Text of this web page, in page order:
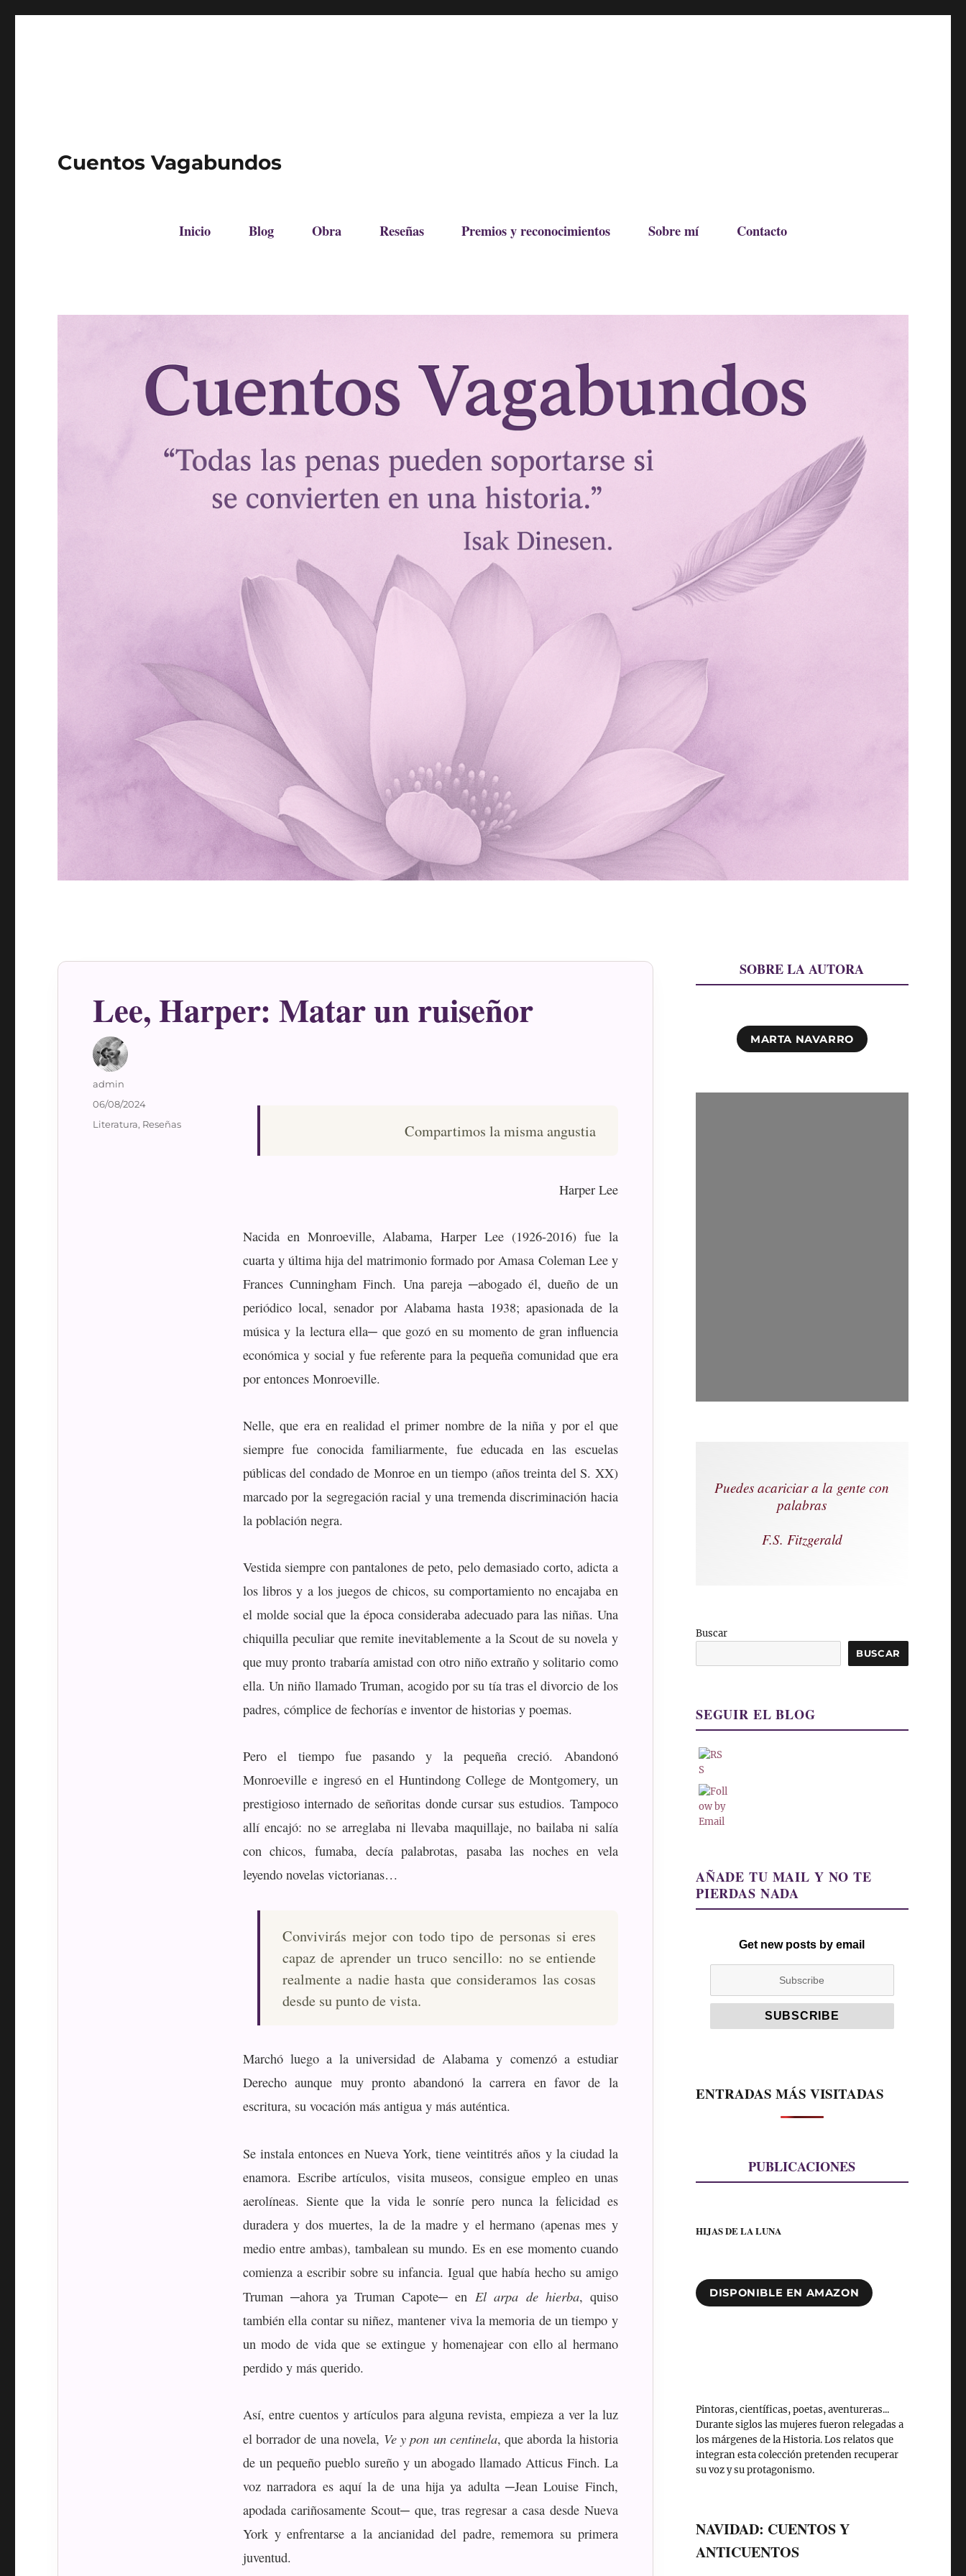
Cuentos Vagabundos
Inicio Blog Obra Reseñas Premios y reconocimientos Sobre mí Contacto
Lee, Harper: Matar un ruiseñor
Compartimos la misma angustia
Harper Lee
Nacida en Monroeville, Alabama, Harper Lee (1926-2016) fue la
cuarta y última hija del matrimonio formado por Amasa Coleman Lee y
Frances Cunningham Finch. Una pareja ─abogado él, dueño de un
periódico local, senador por Alabama hasta 1938; apasionada de la
música y la lectura ella─ que gozó en su momento de gran influencia
económica y social y fue referente para la pequeña comunidad que era
por entonces Monroeville.
Nelle, que era en realidad el primer nombre de la niña y por el que
siempre fue conocida familiarmente, fue educada en las escuelas
públicas del condado de Monroe en un tiempo (años treinta del S. XX)
marcado por la segregación racial y una tremenda discriminación hacia
la población negra.
Vestida siempre con pantalones de peto, pelo demasiado corto, adicta a
los libros y a los juegos de chicos, su comportamiento no encajaba en
el molde social que la época consideraba adecuado para las niñas. Una
chiquilla peculiar que remite inevitablemente a la Scout de su novela y
que muy pronto trabaría amistad con otro niño extraño y solitario como
ella. Un niño llamado Truman, acogido por su tía tras el divorcio de los
padres, cómplice de fechorías e inventor de historias y poemas.
Pero el tiempo fue pasando y la pequeña creció. Abandonó
Monroeville e ingresó en el Huntindong College de Montgomery, un
prestigioso internado de señoritas donde cursar sus estudios. Tampoco
allí encajó: no se arreglaba ni llevaba maquillaje, no bailaba ni salía
con chicos, fumaba, decía palabrotas, pasaba las noches en vela
leyendo novelas victorianas…
Convivirás mejor con todo tipo de personas si eres
capaz de aprender un truco sencillo: no se entiende
realmente a nadie hasta que consideramos las cosas
desde su punto de vista.
Marchó luego a la universidad de Alabama y comenzó a estudiar
Derecho aunque muy pronto abandonó la carrera en favor de la
escritura, su vocación más antigua y más auténtica.
Se instala entonces en Nueva York, tiene veintitrés años y la ciudad la
enamora. Escribe artículos, visita museos, consigue empleo en unas
aerolíneas. Siente que la vida le sonríe pero nunca la felicidad es
duradera y dos muertes, la de la madre y el hermano (apenas mes y
medio entre ambas), tambalean su mundo. Es en ese momento cuando
comienza a escribir sobre su infancia. Igual que había hecho su amigo
Truman ─ahora ya Truman Capote─ en El arpa de hierba, quiso
también ella contar su niñez, mantener viva la memoria de un tiempo y
un modo de vida que se extingue y homenajear con ello al hermano
perdido y más querido.
Así, entre cuentos y artículos para alguna revista, empieza a ver la luz
el borrador de una novela, Ve y pon un centinela, que aborda la historia
de un pequeño pueblo sureño y un abogado llamado Atticus Finch. La
voz narradora es aquí la de una hija ya adulta ─Jean Louise Finch,
apodada cariñosamente Scout─ que, tras regresar a casa desde Nueva
York y enfrentarse a la ancianidad del padre, rememora su primera
juventud.
Autor
admin
Publicado
el
06/08/2024
Categorías
Literatura, Reseñas
SOBRE LA AUTORA
MARTA NAVARRO
Puedes acariciar a la gente con
palabras
F.S. Fitzgerald
Buscar
BUSCAR
SEGUIR EL BLOG
AÑADE TU MAIL Y NO TE
PIERDAS NADA
Get new posts by email
ENTRADAS MÁS VISITADAS
PUBLICACIONES
HIJAS DE LA LUNA
DISPONIBLE EN AMAZON
Pintoras, científicas, poetas, aventureras...
Durante siglos las mujeres fueron relegadas a
los márgenes de la Historia. Los relatos que
integran esta colección pretenden recuperar
su voz y su protagonismo.
NAVIDAD: CUENTOS Y
ANTICUENTOS